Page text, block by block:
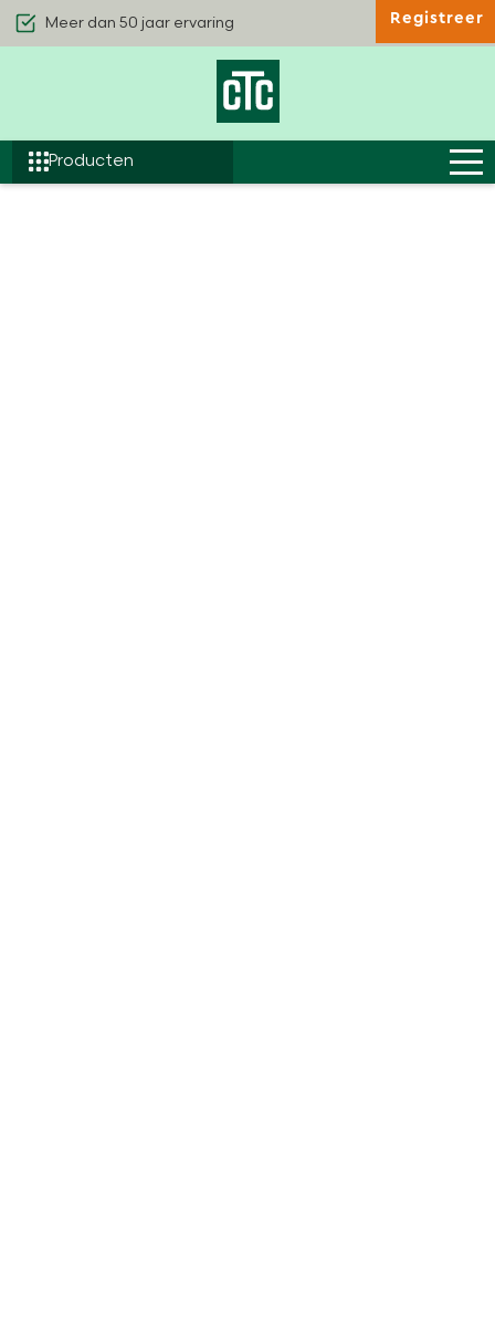
Kwaliteit & Comfort
Efficiëntie
Producten
Registreer